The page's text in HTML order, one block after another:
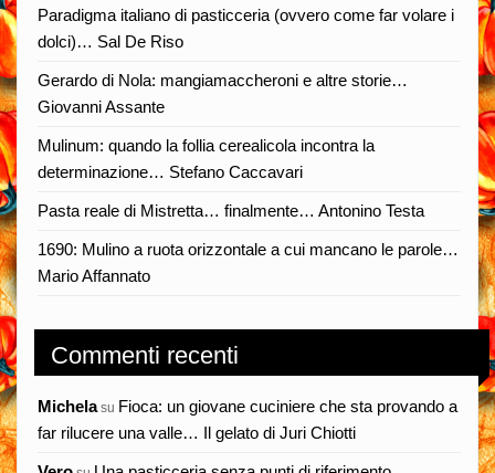
Paradigma italiano di pasticceria (ovvero come far volare i
dolci)… Sal De Riso
Gerardo di Nola: mangiamaccheroni e altre storie…
Giovanni Assante
Mulinum: quando la follia cerealicola incontra la
determinazione… Stefano Caccavari
Pasta reale di Mistretta… finalmente… Antonino Testa
1690: Mulino a ruota orizzontale a cui mancano le parole…
Mario Affannato
Commenti recenti
Michelasu Fioca: un giovane cuciniere che sta provando a
far rilucere una valle… Il gelato di Juri Chiotti